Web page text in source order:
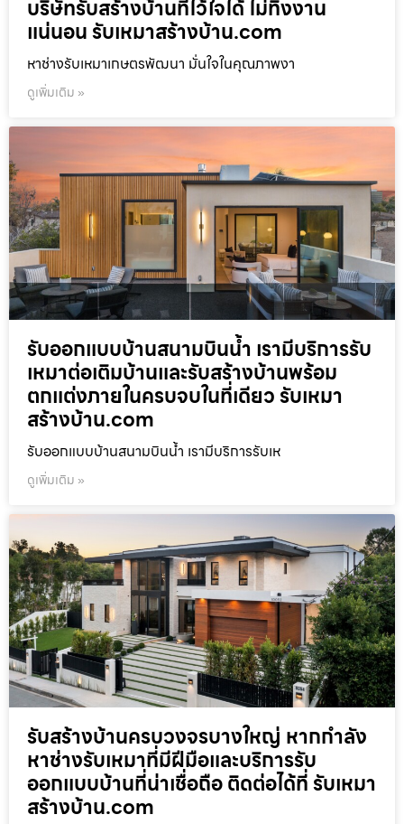
บริษัทรับสร้างบ้านที่ไว้ใจได้ ไม่ทิ้งงาน
แน่นอน รับเหมาสร้างบ้าน.com
หาช่างรับเหมาเกษตรพัฒนา มั่นใจในคุณภาพงา
ดูเพิ่มเติม »
รับออกแบบบ้านสนามบินน้ำ เรามีบริการรับ
เหมาต่อเติมบ้านและรับสร้างบ้านพร้อม
ตกแต่งภายในครบจบในที่เดียว รับเหมา
สร้างบ้าน.com
รับออกแบบบ้านสนามบินน้ำ เรามีบริการรับเห
ดูเพิ่มเติม »
รับสร้างบ้านครบวงจรบางใหญ่ หากกำลัง
หาช่างรับเหมาที่มีฝีมือและบริการรับ
ออกแบบบ้านที่น่าเชื่อถือ ติดต่อได้ที่ รับเหมา
สร้างบ้าน.com